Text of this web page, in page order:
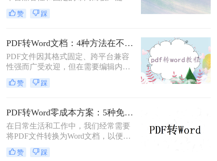
用。然而，在需要对内容进行编辑
时，我们往往需要将其转换为Word文
呢？本文将介绍三种常用的免费方法
来实现这一目标。
赞 踩
PDF转Word文档：4种方法在不同文件类型下的转换效果！
PDF文件因其格式固定、跨平台兼容
性强而广受欢迎，但在需要编辑内容
时，将其转换为可编辑的Word文档成
为刚需。那么pdf怎么转换成word文档
法，助您高效完成格式转换。
赞 踩
PDF转Word零成本方案：5种免费路径的适用边界和效果评估！
在日常生活和工作中，我们经常需要
将PDF文件转换为Word文档，以便进
行编辑、修改或进一步处理。然而，
市面上许多PDF转Word工具都需要付
赞 踩